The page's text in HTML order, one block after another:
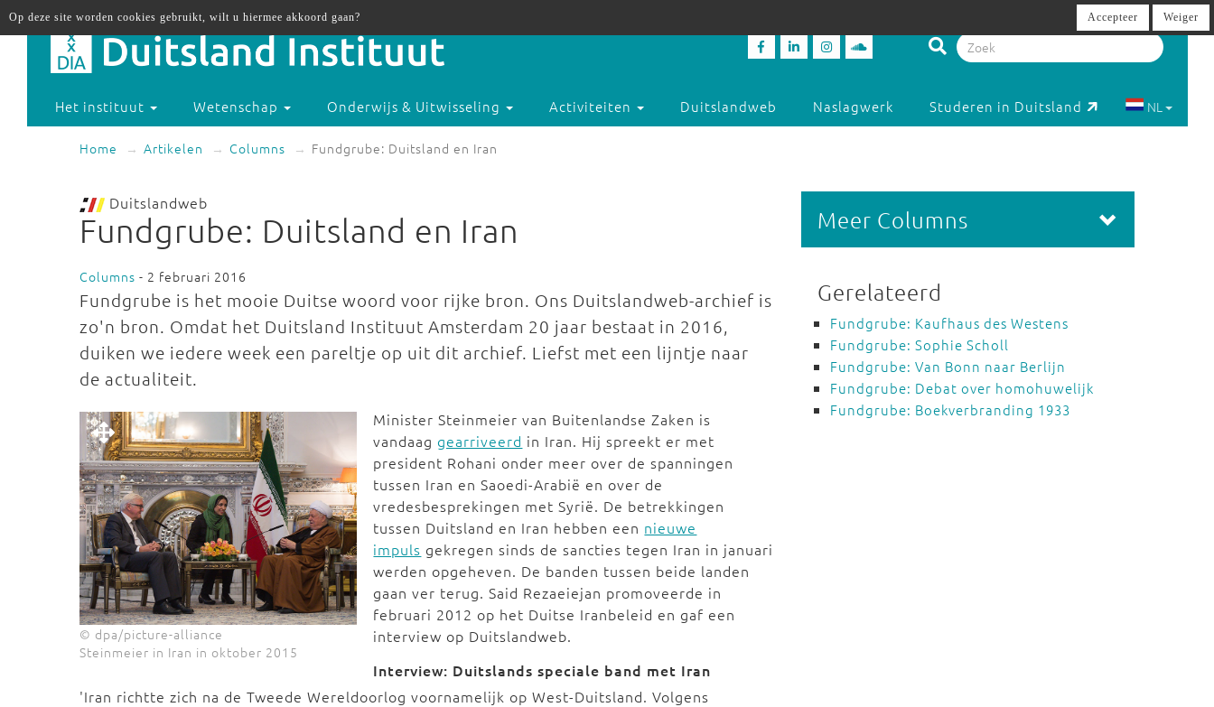
Het instituut Wetenschap Onderwijs & Uitwisseling Activiteiten Duitslandweb Naslagwerk Studeren in Duitsland NL
Home Artikelen Columns Fundgrube: Duitsland en Iran
Duitslandweb
Fundgrube: Duitsland en Iran
Columns - 2 februari 2016
Fundgrube is het mooie Duitse woord voor rijke bron. Ons Duitslandweb-archief is
zo'n bron. Omdat het Duitsland Instituut Amsterdam 20 jaar bestaat in 2016,
duiken we iedere week een pareltje op uit dit archief. Liefst met een lijntje naar
de actualiteit.
© dpa/picture-alliance
Steinmeier in Iran in oktober 2015
Minister Steinmeier van Buitenlandse Zaken is
vandaag gearriveerd in Iran. Hij spreekt er met
president Rohani onder meer over de spanningen
tussen Iran en Saoedi-Arabië en over de
vredesbesprekingen met Syrië. De betrekkingen
tussen Duitsland en Iran hebben een nieuwe
impuls gekregen sinds de sancties tegen Iran in januari
werden opgeheven. De banden tussen beide landen
gaan ver terug. Said Rezaeiejan promoveerde in
februari 2012 op het Duitse Iranbeleid en gaf een
interview op Duitslandweb.
Interview: Duitslands speciale band met Iran
'Iran richtte zich na de Tweede Wereldoorlog voornamelijk op West-Duitsland. Volgens
Meer Columns
Gerelateerd
Fundgrube: Kaufhaus des Westens
Fundgrube: Sophie Scholl
Fundgrube: Van Bonn naar Berlijn
Fundgrube: Debat over homohuwelijk
Fundgrube: Boekverbranding 1933
Op deze site worden cookies gebruikt, wilt u hiermee akkoord gaan? Accepteer Weiger